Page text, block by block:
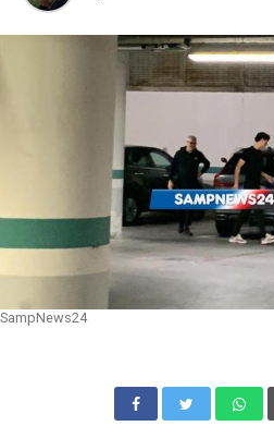
SampNews24